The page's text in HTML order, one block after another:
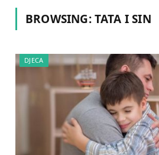
BROWSING:TATA I SIN
DJECA